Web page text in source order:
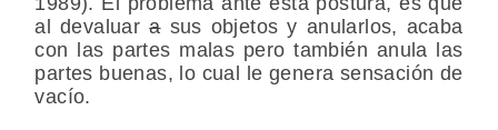
al devaluarasus objetos y anularlos, acaba
con las partes malas pero también anula las
partes buenas, lo cual le genera sensación de
vacío.